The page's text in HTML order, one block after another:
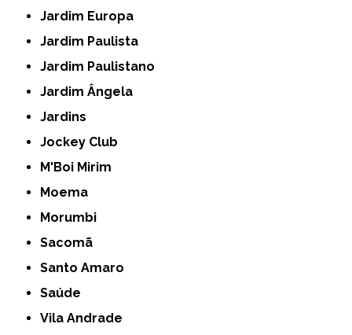
Jardim Europa
Jardim Paulista
Jardim Paulistano
Jardim Ângela
Jardins
Jockey Club
M'Boi Mirim
Moema
Morumbi
Sacomã
Santo Amaro
Saúde
Vila Andrade